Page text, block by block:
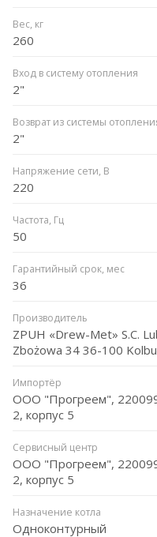
Вес, кг
260
Вход в систему отопления
2"
Возврат из системы
2"
Напряжение сети, В
220
Частота, Гц
50
Гарантийный срок, мес
36
Производитель
ZPUH «Drew-Met» S.C.
Zbożowa 34 36-100
Импортёр
ООО "Прогреем",
2, корпус 5
Сервисный центр
ООО "Прогреем",
2, корпус 5
Назначение котла
Одноконтурный